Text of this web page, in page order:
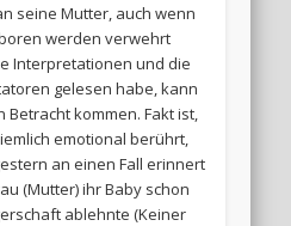
seine Mutter, auch wenn
werden verwehrt
Interpretationen und die
gelesen habe, kann
Betracht kommen. Fakt ist,
emotional berührt,
an einen Fall erinnert
(Mutter) ihr Baby schon
ablehnte (Keiner